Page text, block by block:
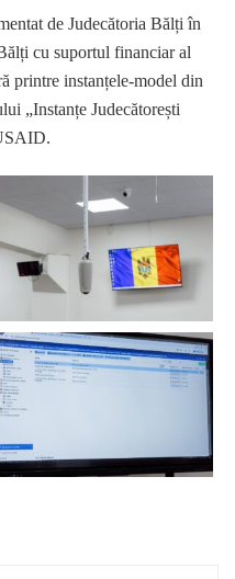
de Judecătoria Bălți în
cu suportul financiar al
printre instanțele-model din
„Instanțe Judecătorești